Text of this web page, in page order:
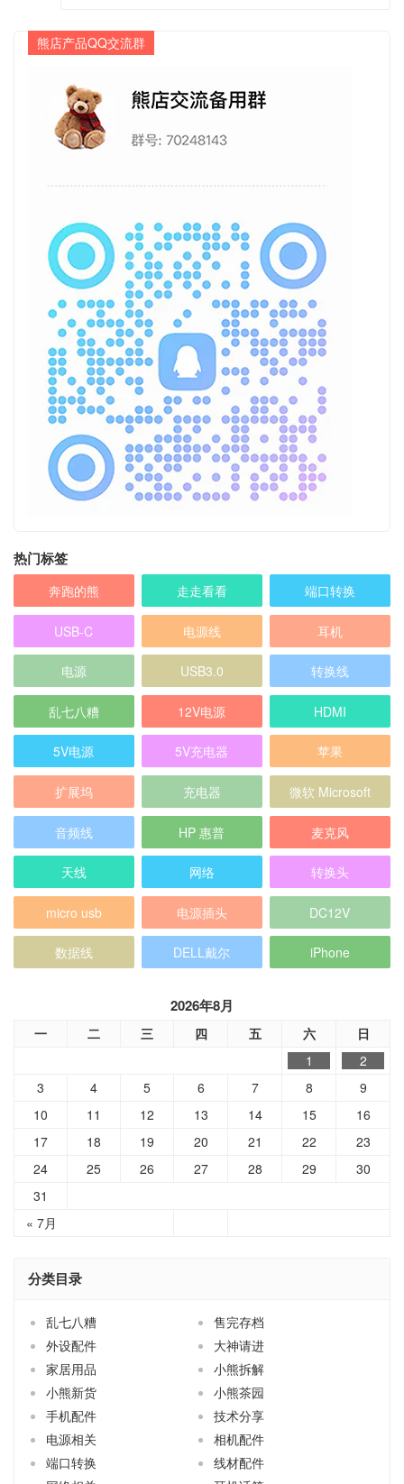
熊店产品QQ交流群
热门标签
奔跑的熊 走走看看 端口转换
USB-C 电源线 耳机
电源 USB3.0 转换线
乱七八糟 12V电源 HDMI
5V电源 5V充电器 苹果
扩展坞 充电器 微软 Microsoft
音频线 HP 惠普 麦克风
天线 网络 转换头
micro usb 电源插头 DC12V
数据线 DELL戴尔 iPhone
2026年8月
一 二 三 四 五 六 日
« 7月
1
2
3
4 5 6 7 8
9
10
11 12 13 14 15
16
17
18 19 20 21 22
23
24
25 26 27 28 29
30
31
分类目录
乱七八糟
售完存档
外设配件
大神请进
家居用品
小熊拆解
小熊新货
小熊茶园
手机配件
技术分享
电源相关
相机配件
端口转换
线材配件